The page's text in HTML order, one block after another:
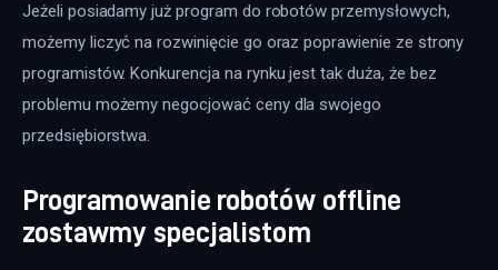
Jeżeli posiadamy już program do robotów przemysłowych,
możemy liczyć na rozwinięcie go oraz poprawienie ze strony
programistów. Konkurencja na rynku jest tak duża, że bez
problemu możemy negocjować ceny dla swojego
przedsiębiorstwa.
Programowanie robotów offline
zostawmy specjalistom